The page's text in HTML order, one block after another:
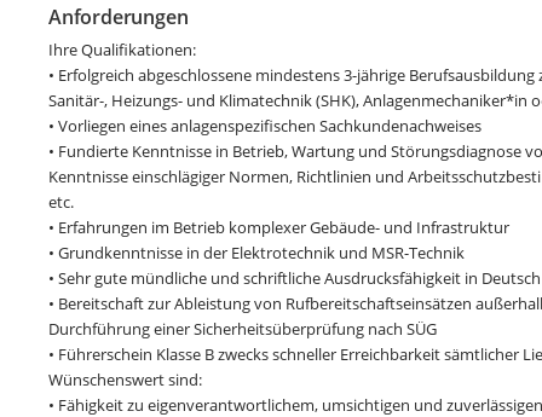
Anforderungen
Ihre Qualifikationen:
• Erfolgreich abgeschlossene mindestens 3-jährige
Sanitär-, Heizungs- und Klimatechnik (SHK),
• Vorliegen eines anlagenspezifischen Sachkundenachweises
• Fundierte Kenntnisse in Betrieb, Wartung und Störungsdiagnose
Kenntnisse einschlägiger Normen, Richtlinien und
etc.
• Erfahrungen im Betrieb komplexer Gebäude- und Infrastruktur
• Grundkenntnisse in der Elektrotechnik und MSR-Technik
• Sehr gute mündliche und schriftliche Ausdrucksfähigkeit in
• Bereitschaft zur Ableistung von Rufbereitschaftseinsätzen
Durchführung einer Sicherheitsüberprüfung nach SÜG
• Führerschein Klasse B zwecks schneller Erreichbarkeit sämtlicher
Wünschenswert sind:
• Fähigkeit zu eigenverantwortlichem, umsichtigen und